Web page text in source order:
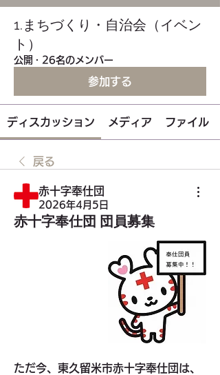
1.まちづくり・自治会（イベン
ト）
公開 · 26名のメンバー
参加する
ディスカッション メディア ファイル
戻る
赤十字奉仕団
2026年4月5日
赤十字奉仕団 団員募集
ただ今、東久留米市赤十字奉仕団は、